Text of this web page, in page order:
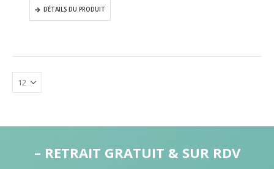
DÉTAILS DU PRODUIT
– RETRAIT GRATUIT & SUR RDV